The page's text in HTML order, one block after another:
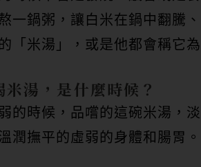
一鍋粥，讓白米在鍋中翻騰
「米湯」，或是他都會稱它
米湯，是什麼時候？
的時候，品嚐的這碗米湯，
潤撫平的虛弱的身體和腸胃。